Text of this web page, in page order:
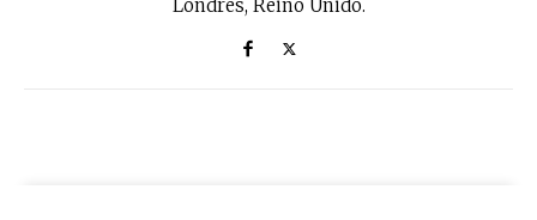
Londres, Reino Unido.